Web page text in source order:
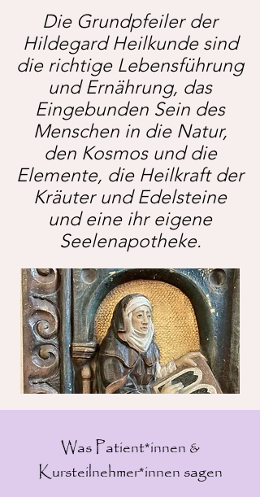
Die Grundpfeiler der
Hildegard Heilkunde sind
die richtige Lebensführung
und Ernährung, das
Eingebunden Sein des
Menschen in die Natur,
den Kosmos und die
Elemente, die Heilkraft der
Kräuter und Edelsteine
und eine ihr eigene
Seelenapotheke.
Was Patient*innen &
Kursteilnehmer*innen sagen